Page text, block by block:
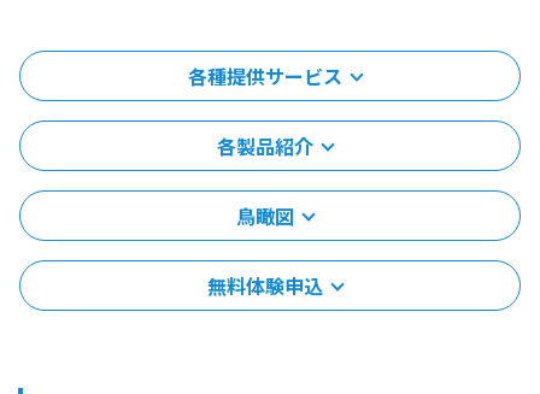
各種提供サービス
各製品紹介
鳥瞰図
無料体験申込